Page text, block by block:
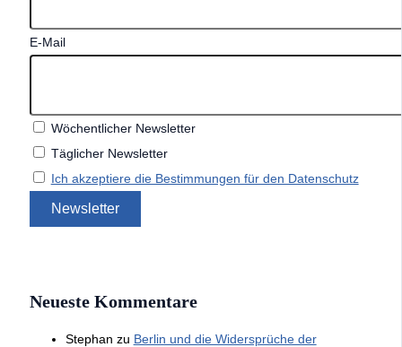
E-Mail
Wöchentlicher Newsletter
Täglicher Newsletter
Ich akzeptiere die Bestimmungen für den Datenschutz
Neueste Kommentare
Stephan zu Berlin und die Widersprüche der